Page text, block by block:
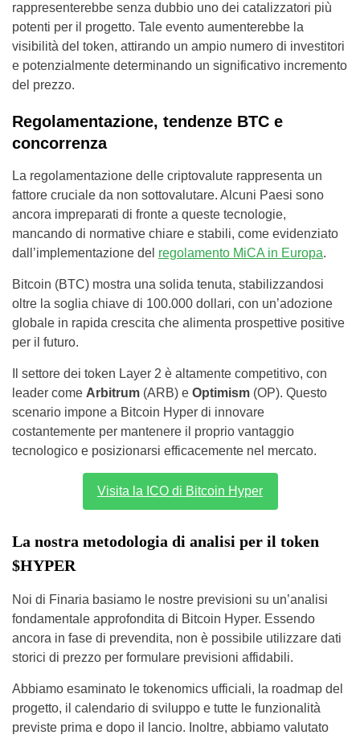
rappresenterebbe senza dubbio uno dei catalizzatori più
potenti per il progetto. Tale evento aumenterebbe la
visibilità del token, attirando un ampio numero di investitori
e potenzialmente determinando un significativo incremento
del prezzo.
Regolamentazione, tendenze BTC e
concorrenza
La regolamentazione delle criptovalute rappresenta un
fattore cruciale da non sottovalutare. Alcuni Paesi sono
ancora impreparati di fronte a queste tecnologie,
mancando di normative chiare e stabili, come evidenziato
dall’implementazione del regolamento MiCA in Europa.
Bitcoin (BTC) mostra una solida tenuta, stabilizzandosi
oltre la soglia chiave di 100.000 dollari, con un’adozione
globale in rapida crescita che alimenta prospettive positive
per il futuro.
Il settore dei token Layer 2 è altamente competitivo, con
leader come Arbitrum (ARB) e Optimism (OP). Questo
scenario impone a Bitcoin Hyper di innovare
costantemente per mantenere il proprio vantaggio
tecnologico e posizionarsi efficacemente nel mercato.
Visita la ICO di Bitcoin Hyper
La nostra metodologia di analisi per il token
$HYPER
Noi di Finaria basiamo le nostre previsioni su un’analisi
fondamentale approfondita di Bitcoin Hyper. Essendo
ancora in fase di prevendita, non è possibile utilizzare dati
storici di prezzo per formulare previsioni affidabili.
Abbiamo esaminato le tokenomics ufficiali, la roadmap del
progetto, il calendario di sviluppo e tutte le funzionalità
previste prima e dopo il lancio. Inoltre, abbiamo valutato